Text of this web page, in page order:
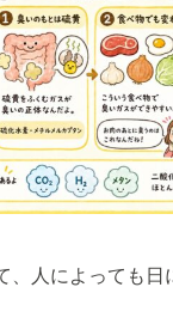
、人によっても日